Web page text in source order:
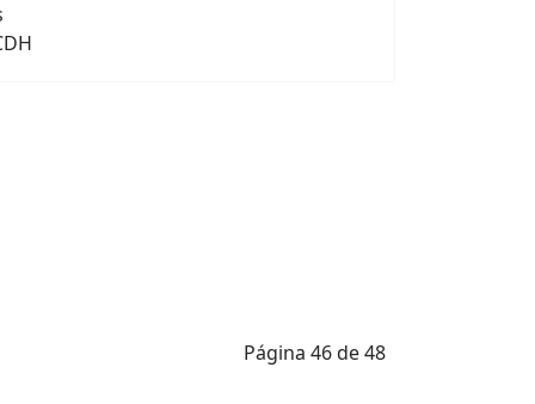
Página 46 de 48